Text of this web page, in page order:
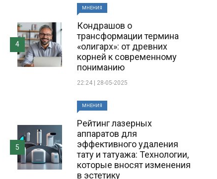
МНЕНИЯ
Кондрашов о
трансформации термина
«олигарх»: от древних
корней к современному
пониманию
22:24 | 28-05-2025
4
МНЕНИЯ
Рейтинг лазерных
аппаратов для
эффективного удаления
тату и татуажа: Технологии,
которые вносят изменения
в эстетику
5